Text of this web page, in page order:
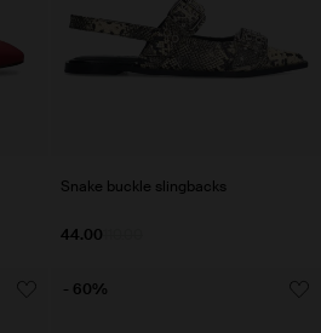
Snake buckle slingbacks
44.00
- 60%